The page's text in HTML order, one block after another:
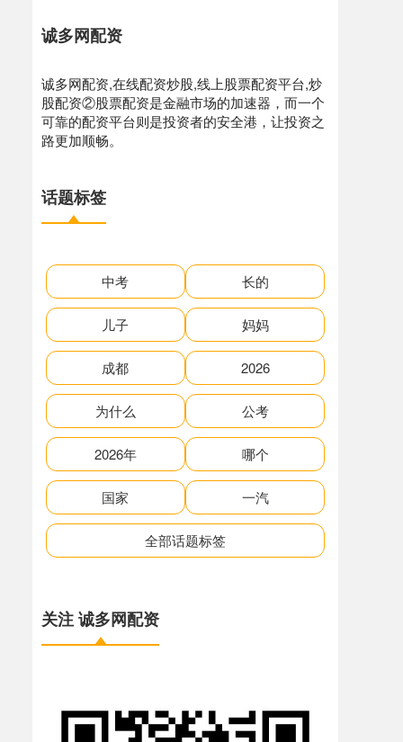
诚多网配资
诚多网配资,在线配资炒股,线上股票配资平台,炒
股配资②股票配资是金融市场的加速器，而一个
可靠的配资平台则是投资者的安全港，让投资之
路更加顺畅。
话题标签
中考 长的
儿子 妈妈
成都 2026
为什么 公考
2026年 哪个
国家 一汽
全部话题标签
关注 诚多网配资